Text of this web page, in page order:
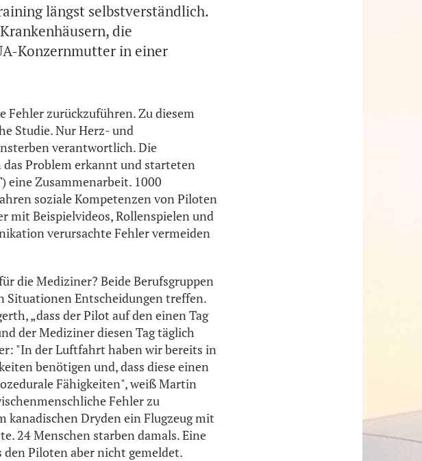
längst selbstverständlich.
die
Konzernmutter in einer
Fehler zurückzuführen. Zu diesem
Studie. Nur Herz- und
verantwortlich. Die
Problem erkannt und starteten
eine Zusammenarbeit. 1000
soziale Kompetenzen von Piloten
mit Beispielvideos, Rollenspielen und
verursachte Fehler vermeiden
die Mediziner? Beide Berufsgruppen
Situationen Entscheidungen treffen.
„dass der Pilot auf den einen Tag
der Mediziner diesen Tag täglich
"In der Luftfahrt haben wir bereits in
benötigen und, dass diese einen
Fähigkeiten", weiß Martin
Fehler zu
kanadischen Dryden ein Flugzeug mit
24 Menschen starben damals. Eine
Piloten aber nicht gemeldet.